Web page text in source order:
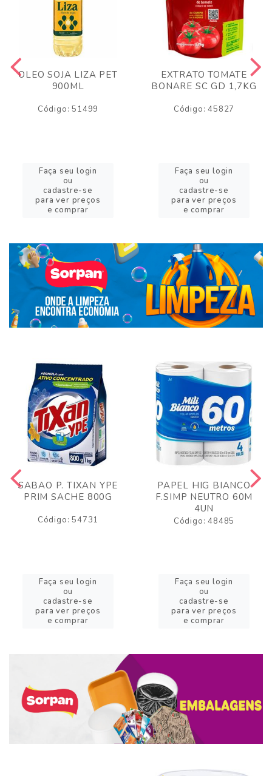
OLEO SOJA LIZA PET
900ML
Código: 51499
Faça seu login
ou
cadastre-se
para ver preços
e comprar
EXTRATO TOMATE
BONARE SC GD 1,7KG
Código: 45827
Faça seu login
ou
cadastre-se
para ver preços
e comprar
SABAO P. TIXAN YPE
PRIM SACHE 800G
Código: 54731
Faça seu login
ou
cadastre-se
para ver preços
e comprar
PAPEL HIG BIANCO
F.SIMP NEUTRO 60M
4UN
Código: 48485
Faça seu login
ou
cadastre-se
para ver preços
e comprar